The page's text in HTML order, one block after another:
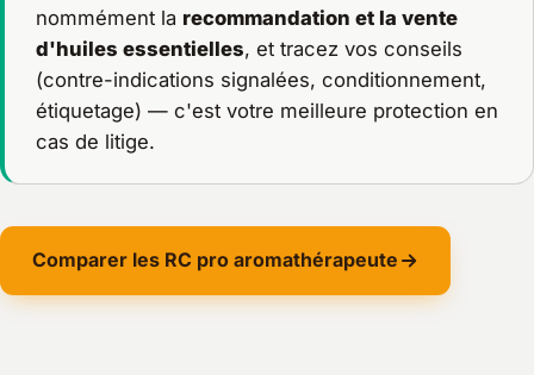
nommément la recommandation et la vente
d'huiles essentielles, et tracez vos conseils
(contre-indications signalées, conditionnement,
étiquetage) — c'est votre meilleure protection en
cas de litige.
Comparer les RC pro aromathérapeute